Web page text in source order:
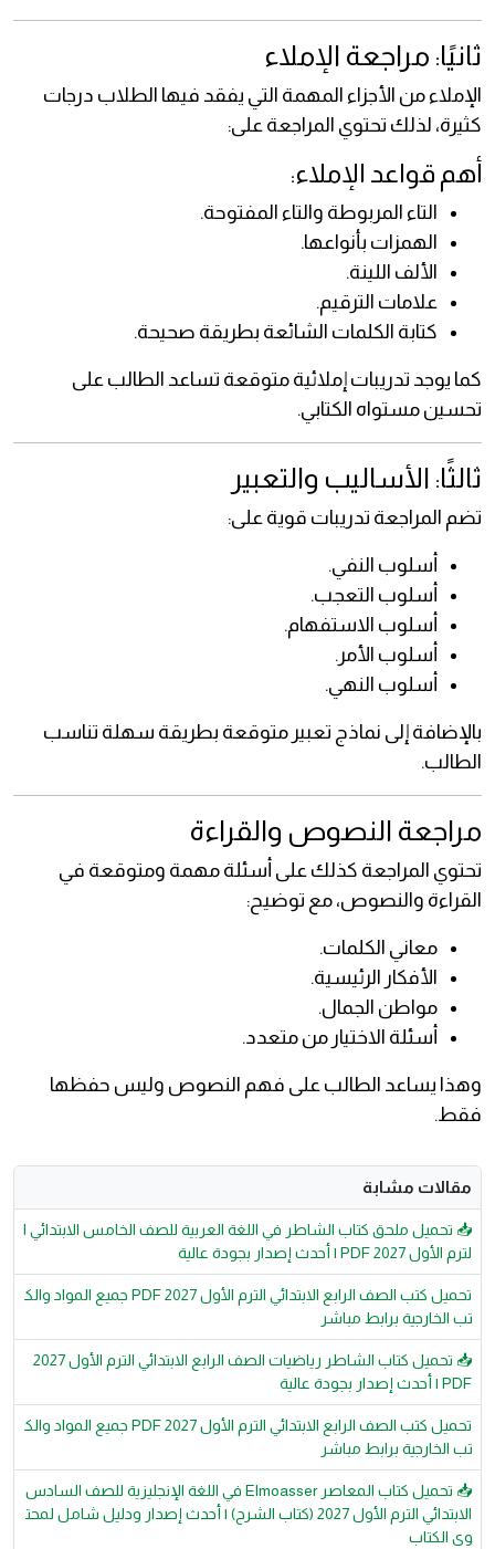
ثانيًا: مراجعة الإملاء
الإملاء من الأجزاء المهمة التي يفقد فيها الطلاب درجات
كثيرة، لذلك تحتوي المراجعة على:
أهم قواعد الإملاء:
التاء المربوطة والتاء المفتوحة.
الهمزات بأنواعها.
الألف اللينة.
علامات الترقيم.
كتابة الكلمات الشائعة بطريقة صحيحة.
كما يوجد تدريبات إملائية متوقعة تساعد الطالب على
تحسين مستواه الكتابي.
ثالثًا: الأساليب والتعبير
تضم المراجعة تدريبات قوية على:
أسلوب النفي.
أسلوب التعجب.
أسلوب الاستفهام.
أسلوب الأمر.
أسلوب النهي.
بالإضافة إلى نماذج تعبير متوقعة بطريقة سهلة تناسب
الطالب.
مراجعة النصوص والقراءة
تحتوي المراجعة كذلك على أسئلة مهمة ومتوقعة في
القراءة والنصوص، مع توضيح:
معاني الكلمات.
الأفكار الرئيسية.
مواطن الجمال.
أسئلة الاختيار من متعدد.
وهذا يساعد الطالب على فهم النصوص وليس حفظها
فقط.
مقالات مشابة
📥 تحميل ملحق كتاب الشاطر في اللغة العربية للصف الخامس الابتدائي ا
لترم الأول 2027 PDF | أحدث إصدار بجودة عالية
تحميل كتب الصف الرابع الابتدائي الترم الأول 2027 PDF جميع المواد والك
تب الخارجية برابط مباشر
📥 تحميل كتاب الشاطر رياضيات الصف الرابع الابتدائي الترم الأول 2027
PDF | أحدث إصدار بجودة عالية
تحميل كتب الصف الرابع الابتدائي الترم الأول 2027 PDF جميع المواد والك
تب الخارجية برابط مباشر
📥 تحميل كتاب المعاصر Elmoasser في اللغة الإنجليزية للصف السادس
الابتدائي الترم الأول 2027 (كتاب الشرح) | أحدث إصدار ودليل شامل لمحت
وى الكتاب